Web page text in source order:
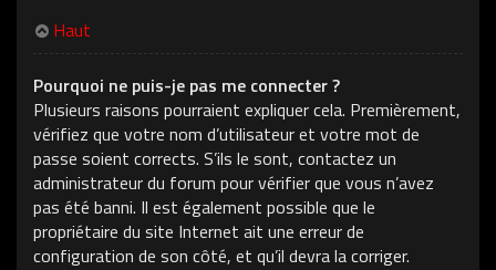
Haut
Pourquoi ne puis-je pas me connecter ?
Plusieurs raisons pourraient expliquer cela. Premièrement,
vérifiez que votre nom d’utilisateur et votre mot de
passe soient corrects. S’ils le sont, contactez un
administrateur du forum pour vérifier que vous n’avez
pas été banni. Il est également possible que le
propriétaire du site Internet ait une erreur de
configuration de son côté, et qu’il devra la corriger.